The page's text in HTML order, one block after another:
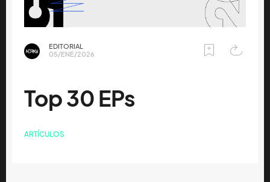
EDITORIAL
05/ENE/2026
Top 30 EPs
ARTÍCULOS